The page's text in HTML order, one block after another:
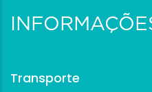
Transporte